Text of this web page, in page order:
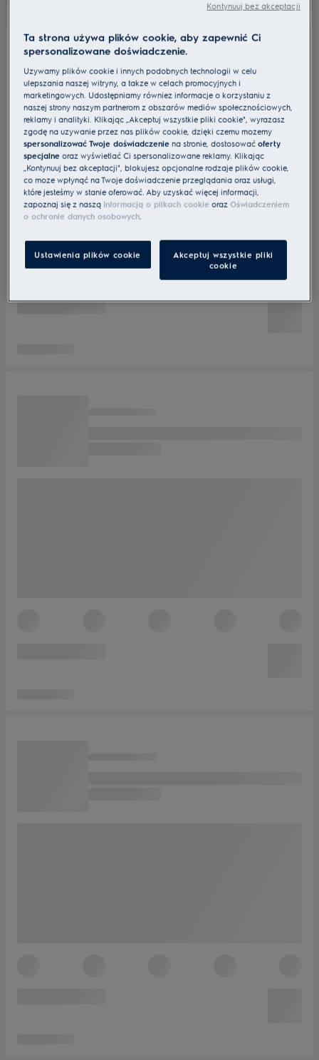
Ta strona używa plików cookie, aby zapewnić Ci
spersonalizowane doświadczenie.
Używamy plików cookie i innych podobnych technologii w celu
ulepszania naszej witryny, a także w celach promocyjnych i
marketingowych. Udostępniamy również informacje o korzystaniu z
naszej strony naszym partnerom z obszarów mediów społecznościowych,
reklamy i analityki. Klikając „Akceptuj wszystkie pliki cookie", wyrażasz
zgodę na używanie przez nas plików cookie, dzięki czemu możemy
spersonalizować Twoje doświadczenie na stronie, dostosowaćoferty
specjalne oraz wyświetlać Ci spersonalizowane reklamy. Klikając
„Kontynuuj bez akceptacji", blokujesz opcjonalne rodzaje plików cookie,
co może wpłynąć na Twoje doświadczenie przeglądania oraz usługi,
które jesteśmy w stanie oferować. Aby uzyskać więcej informacji,
zapoznaj się z naszą Informacją o plikach cookie orazOświadczeniem
o ochronie danych osobowych.
Ustawienia plików cookie
Akceptuj wszystkie pliki
cookie
Kontynuuj bez akceptacji